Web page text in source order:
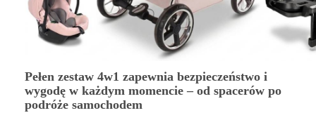
Pełen zestaw 4w1 zapewnia bezpieczeństwo i
wygodę w każdym momencie – od spacerów po
podróże samochodem